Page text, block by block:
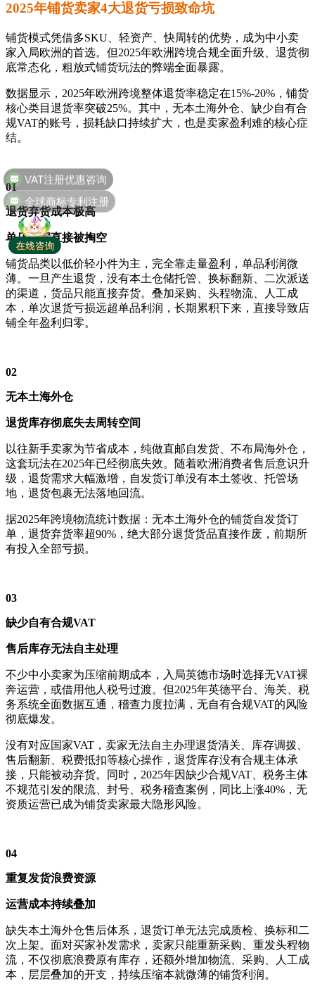
2025年铺货卖家4大退货亏损致命坑
铺货模式凭借多SKU、轻资产、快周转的优势，成为中小卖
家入局欧洲的首选。但2025年欧洲跨境合规全面升级、退货彻
底常态化，粗放式铺货玩法的弊端全面暴露。
数据显示，2025年欧洲跨境整体退货率稳定在15%-20%，铺货
核心类目退货率突破25%。其中，无本土海外仓、缺少自有合
规VAT的账号，损耗缺口持续扩大，也是卖家盈利难的核心症
结。
01
退货弃货成本极高
单店利润直接被掏空
铺货品类以低价轻小件为主，完全靠走量盈利，单品利润微
薄。一旦产生退货，没有本土仓储托管、换标翻新、二次派送
的渠道，货品只能直接弃货。叠加采购、头程物流、人工成
本，单次退货亏损远超单品利润，长期累积下来，直接导致店
铺全年盈利归零。
02
无本土海外仓
退货库存彻底失去周转空间
以往新手卖家为节省成本，纯做直邮自发货、不布局海外仓，
这套玩法在2025年已经彻底失效。随着欧洲消费者售后意识升
级，退货需求大幅激增，自发货订单没有本土签收、托管场
地，退货包裹无法落地回流。
据2025年跨境物流统计数据：无本土海外仓的铺货自发货订
单，退货弃货率超90%，绝大部分退货货品直接作废，前期所
有投入全部亏损。
03
缺少自有合规VAT
售后库存无法自主处理
不少中小卖家为压缩前期成本，入局英德市场时选择无VAT裸
奔运营，或借用他人税号过渡。但2025年英德平台、海关、税
务系统全面数据互通，稽查力度拉满，无自有合规VAT的风险
彻底爆发。
没有对应国家VAT，卖家无法自主办理退货清关、库存调拨、
售后翻新、税费抵扣等核心操作，退货库存没有合规主体承
接，只能被动弃货。同时，2025年因缺少合规VAT、税务主体
不规范引发的限流、封号、税务稽查案例，同比上涨40%，无
资质运营已成为铺货卖家最大隐形风险。
04
重复发货浪费资源
运营成本持续叠加
缺失本土海外仓售后体系，退货订单无法完成质检、换标和二
次上架。面对买家补发需求，卖家只能重新采购、重发头程物
流，不仅彻底浪费原有库存，还额外增加物流、采购、人工成
本，层层叠加的开支，持续压缩本就微薄的铺货利润。
全球商标专利注册